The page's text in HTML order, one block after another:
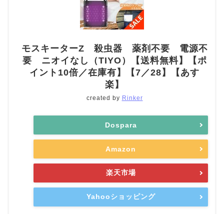
モスキーターZ 殺虫器 薬剤不要 電源不
要 ニオイなし（TIYO）【送料無料】【ポ
イント10倍／在庫有】【7／28】【あす
楽】
created by Rinker
Dospara
Amazon
楽天市場
Yahooショッピング